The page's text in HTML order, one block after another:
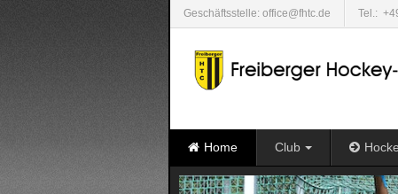
Geschäftsstelle: office@fhtc.de Tel.:
Home Club